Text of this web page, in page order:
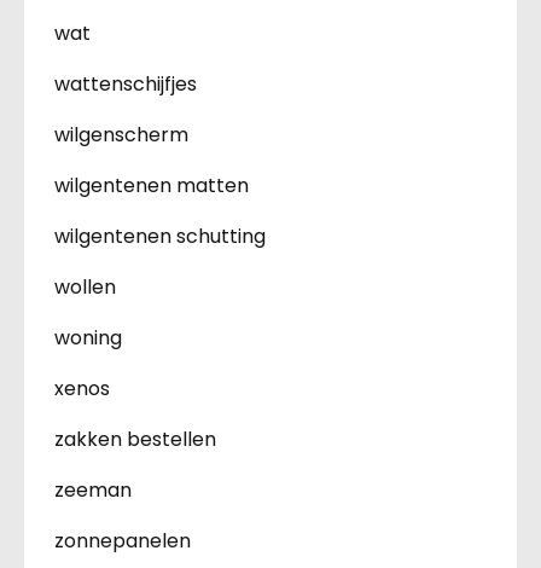
wat
wattenschijfjes
wilgenscherm
wilgentenen matten
wilgentenen schutting
wollen
woning
xenos
zakken bestellen
zeeman
zonnepanelen